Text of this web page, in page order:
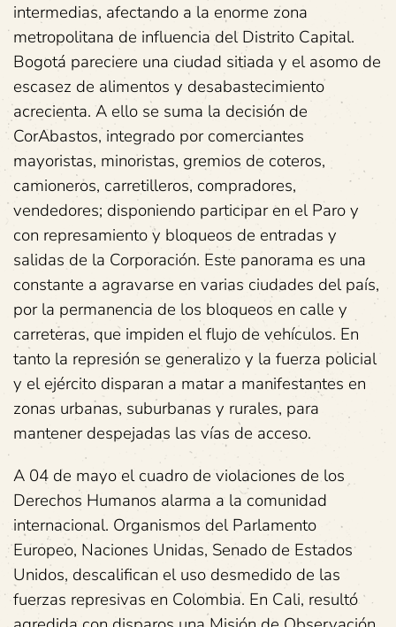
intermedias, afectando a la enorme zona
metropolitana de influencia del Distrito Capital.
Bogotá pareciere una ciudad sitiada y el asomo de
escasez de alimentos y desabastecimiento
acrecienta. A ello se suma la decisión de
CorAbastos, integrado por comerciantes
mayoristas, minoristas, gremios de coteros,
camioneros, carretilleros, compradores,
vendedores; disponiendo participar en el Paro y
con represamiento y bloqueos de entradas y
salidas de la Corporación. Este panorama es una
constante a agravarse en varias ciudades del país,
por la permanencia de los bloqueos en calle y
carreteras, que impiden el flujo de vehículos. En
tanto la represión se generalizo y la fuerza policial
y el ejército disparan a matar a manifestantes en
zonas urbanas, suburbanas y rurales, para
mantener despejadas las vías de acceso.
A 04 de mayo el cuadro de violaciones de los
Derechos Humanos alarma a la comunidad
internacional. Organismos del Parlamento
Europeo, Naciones Unidas, Senado de Estados
Unidos, descalifican el uso desmedido de las
fuerzas represivas en Colombia. En Cali, resultó